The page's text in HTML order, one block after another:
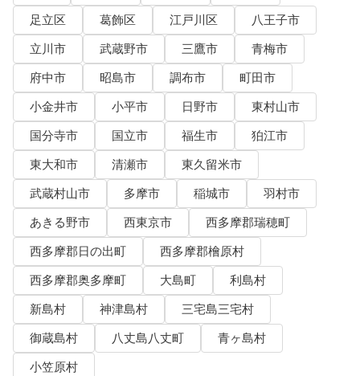
足立区
葛飾区 江戸川区
八王子市
立川市
武蔵野市 三鷹市
青梅市
府中市
昭島市 調布市
町田市
小金井市
小平市 日野市
東村山市
国分寺市
国立市 福生市
狛江市
東大和市
清瀬市
東久留米市
武蔵村山市
多摩市 稲城市
羽村市
あきる野市
西東京市
西多摩郡瑞穂町
西多摩郡日の出町
西多摩郡檜原村
西多摩郡奥多摩町
大島町
利島村
新島村
神津島村
三宅島三宅村
御蔵島村
八丈島八丈町
青ヶ島村
小笠原村